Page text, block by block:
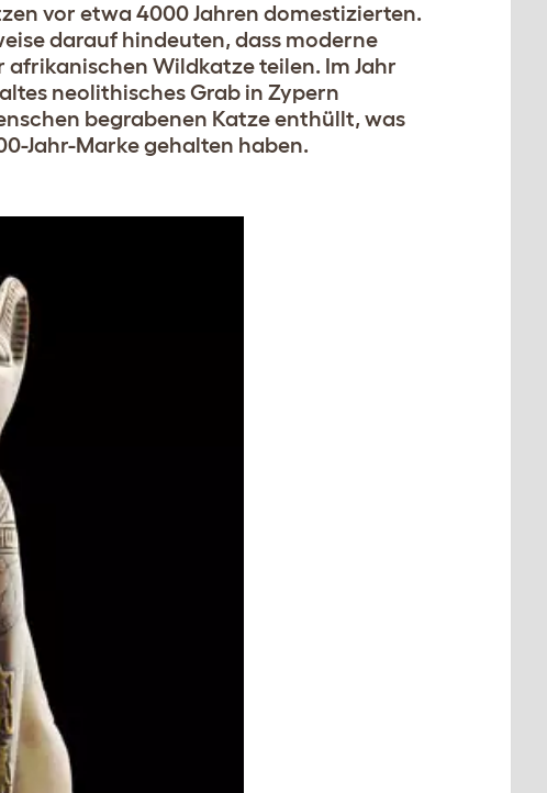
vor etwa 4000 Jahren domestizierten.
darauf hindeuten, dass moderne
Wildkatze teilen. Im Jahr
neolithisches Grab in Zypern
begrabenen Katze enthüllt, was
Jahr-Marke gehalten haben.